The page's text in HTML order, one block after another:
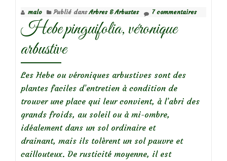
malo Publié dansArbres & Arbustes 7 commentaires
Hebe pinguifolia, véronique
arbustive
Les Hebe ou véroniques arbustives sont des
plantes faciles d’entretien à condition de
trouver une place qui leur convient, à l’abri des
grands froids, au soleil ou à mi-ombre,
idéalement dans un sol ordinaire et
drainant, mais ils tolèrent un sol pauvre et
caillouteux. De rusticité moyenne, il est